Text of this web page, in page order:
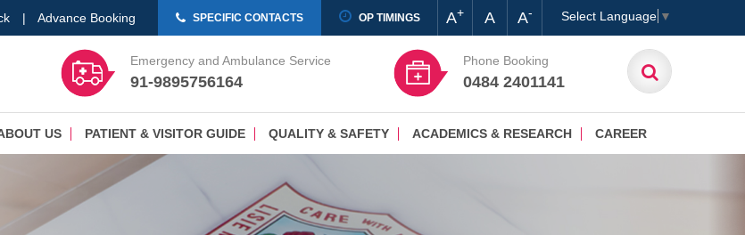
| Advance Booking SPECIFIC CONTACTS OP TIMINGS A+ A A- Select Language ▼
Emergency and Ambulance Service
91-9895756164
Phone Booking
0484 2401141
US PATIENT & VISITOR GUIDE QUALITY & SAFETY ACADEMICS & RESEARCH CAREER